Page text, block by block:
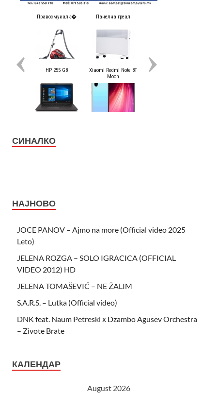
СИНАЛКО
НАЈНОВО
JOCE PANOV – Ajmo na more (Official video 2025
Leto)
JELENA ROZGA – SOLO IGRACICA (OFFICIAL
VIDEO 2012) HD
JELENA TOMAŠEVIĆ – NE ŽALIM
S.A.R.S. – Lutka (Official video)
DNK feat. Naum Petreski х Dzambo Agusev Orchestra
– Zivote Brate
КАЛЕНДАР
August 2026